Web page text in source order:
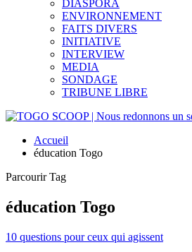
DIASPORA
ENVIRONNEMENT
FAITS DIVERS
INITIATIVE
INTERVIEW
MEDIA
SONDAGE
TRIBUNE LIBRE
Accueil
éducation Togo
Parcourir Tag
éducation Togo
10 questions pour ceux qui agissent